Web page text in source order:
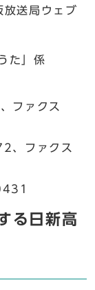
送局ウェブ
た」係
ファクス
ファクス
る日新高